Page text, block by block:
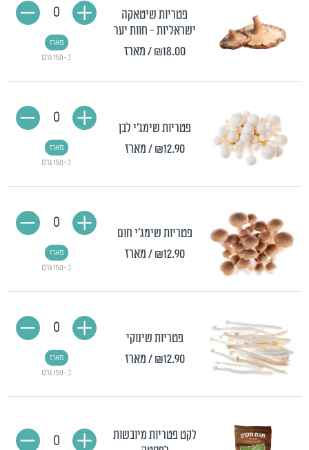
פטריות שיטאקה
ישראליות - חוות יער
₪18.00 / מארז כ-150 גרם
מארז
0
פטריות שימג'י לבן
₪12.90 / מארז
כ-150 גרם
מארז
0
פטריות שימג'י חום
₪12.90 / מארז
כ-150 גרם
מארז
0
פטריות שינוקי
₪12.90 / מארז
כ-150 גרם
מארז
0
לקט פטריות מיובשות
0